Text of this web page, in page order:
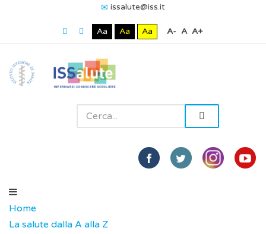
issalute@iss.it
Aa Aa Aa A- A A+
Home
La salute dalla A alla Z